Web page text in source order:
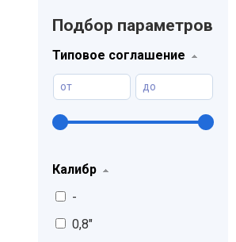
Подбор параметров
Типовое соглашение
от до
Калибр
-
0,8"